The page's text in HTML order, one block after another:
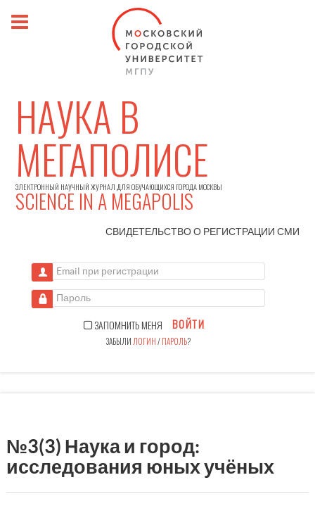
НАУКА В
МЕГАПОЛИСЕ
ЭЛЕКТРОННЫЙ НАУЧНЫЙ ЖУРНАЛ ДЛЯ ОБУЧАЮЩИХСЯ ГОРОДА МОСКВЫ
SCIENCE IN A MEGAPOLIS
СВИДЕТЕЛЬСТВО О РЕГИСТРАЦИИСМИ
Email при регистрации
Пароль
ЗАПОМНИТЬ МЕНЯ ВОЙТИ
ЗАБЫЛИ ЛОГИН/ПАРОЛЬ?
№3(3) Наука и город:
исследования юных учёных